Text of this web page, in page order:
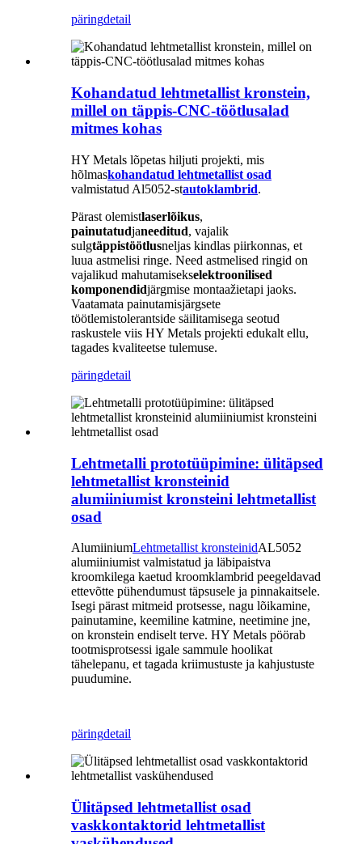
päringdetail
Kohandatud lehtmetallist kronstein,
millel on täppis-CNC-töötlusalad
mitmes kohas
HY Metals lõpetas hiljuti projekti, mis
hõlmaskohandatud lehtmetallist osad
valmistatud Al5052-stautoklambrid.
Pärast olemistlaserlõikus,
painutatudjaneeditud, vajalik
sulgtäppistöötlusneljas kindlas piirkonnas, et
luua astmelisi ringe. Need astmelised ringid on
vajalikud mahutamisekselektroonilised
komponendidjärgmise montaažietapi jaoks.
Vaatamata painutamisjärgsete
töötlemistolerantside säilitamisega seotud
raskustele viis HY Metals projekti edukalt ellu,
tagades kvaliteetse tulemuse.
päringdetail
Lehtmetalli prototüüpimine: ülitäpsed
lehtmetallist kronsteinid
alumiiniumist kronsteini lehtmetallist
osad
AlumiiniumLehtmetallist kronsteinidAL5052
alumiiniumist valmistatud ja läbipaistva
kroomkilega kaetud kroomklambrid peegeldavad
ettevõtte pühendumust täpsusele ja pinnakaitsele.
Isegi pärast mitmeid protsesse, nagu lõikamine,
painutamine, keemiline katmine, neetimine jne,
on kronstein endiselt terve. HY Metals pöörab
tootmisprotsessi igale sammule hoolikat
tähelepanu, et tagada kriimustuste ja kahjustuste
puudumine.
päringdetail
Ülitäpsed lehtmetallist osad
vaskkontaktorid lehtmetallist